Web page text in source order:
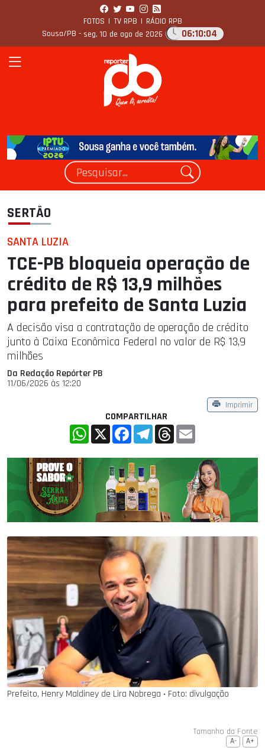
FOTOS | TV RPB | RÁDIO RPB
Sousa/PB - seg, 10 de ago de 2026 06:10:05
SERTÃO
SANTA LUZIA
TCE-PB bloqueia operação de
crédito de R$ 13,9 milhões
para prefeito de Santa Luzia
A decisão visa a contratação de operação de crédito
junto à Caixa Econômica Federal no valor de R$ 13,9
milhões
Da Redação Repórter PB
11/06/2026 às 12:20
Imprimir
COMPARTILHAR
WhatsApp
X FacebookTelegramThreads
Prefeito, Henry Maldiney de Lira Nobrega ‧ Foto: divulgação
Tamanho da Fonte
A- A+